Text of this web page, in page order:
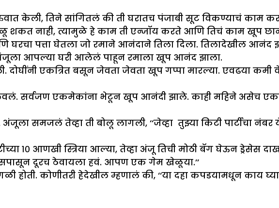
केली, तिने सांगितलं की ती घरातच पंजाबी सूट विकण्याचं काम
शकत नाही, त्यामुळे हे काम ती एन्जॉय करते आणि तिचं काम खूप
पत्ता घेतला जो रमाने आनंदाने तिला दिला. तिलादेखील आनंद
अंजूला आपल्या घरी आलेलं पाहून रमाला खूप आनंद झाला.
एकत्रित बसून जेवता जेवता खूप गप्पा मारल्या. एवढया कमी
सर्वजण एकमेकांना भेटून खूप आनंदी झाले. काही महिने असेच
समजलं तेव्हा ती बोलू लागली, ‘‘जेव्हा तुझ्या किटी पार्टीचा
१० आणखी स्त्रिया आल्या, तेव्हा अंजू तिची मोठी बॅग घेऊन ड्रेसेस
दूरच ठेवायला हवं. आपण एक गेम खेळूया.’’
होती. कोणीतरी हेदेखील म्हणालं की, ‘‘या दहा कपडयामधून काय